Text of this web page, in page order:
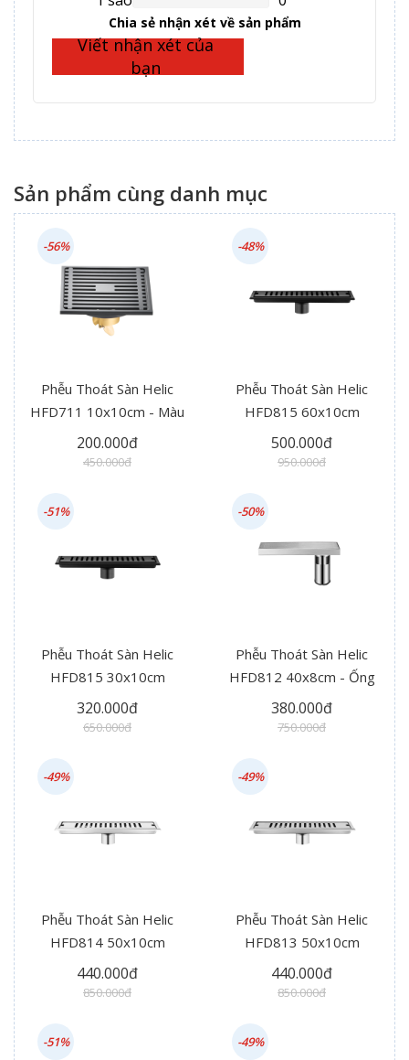
Complete
Chia sẻ nhận xét về sản phẩm
Viết nhận xét của
bạn
Sản phẩm cùng danh mục
Phễu Thoát Sàn Helic
HFD711 10x10cm - Màu
Đen
200.000đ
450.000đ
-56%
Phễu Thoát Sàn Helic
HFD815 60x10cm
500.000đ
950.000đ
-48%
Phễu Thoát Sàn Helic
HFD815 30x10cm
320.000đ
650.000đ
-51%
Phễu Thoát Sàn Helic
HFD812 40x8cm - Ống
Thoát Hông
380.000đ
750.000đ
-50%
Phễu Thoát Sàn Helic
HFD814 50x10cm
440.000đ
850.000đ
-49%
Phễu Thoát Sàn Helic
HFD813 50x10cm
440.000đ
850.000đ
-49%
-51% -49%